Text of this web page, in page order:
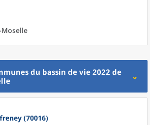
du bassin de vie 2022 de
(70016)